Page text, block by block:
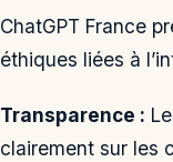
ChatGPT France
éthiques liées à
Transparence :
clairement sur les